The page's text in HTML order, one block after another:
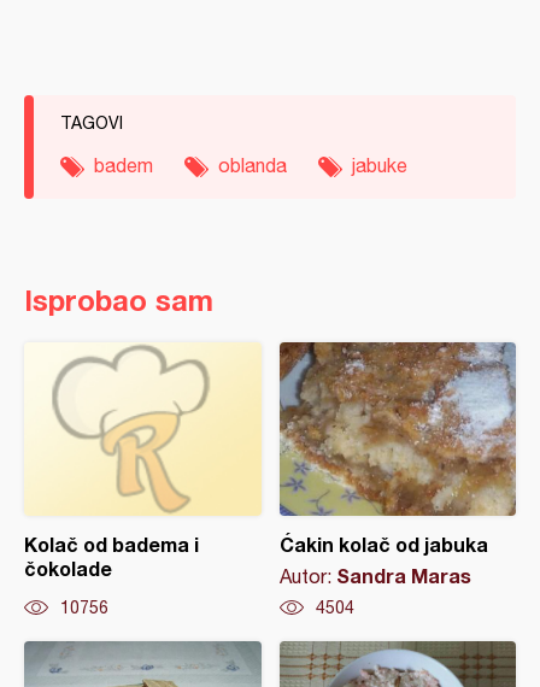
TAGOVI
badem oblanda jabuke
Isprobao sam
Kolač od badema i
čokolade
10756
Ćakin kolač od jabuka
Autor: Sandra Maras
4504